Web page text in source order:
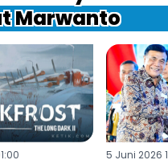
Marwanto
5 Juni 2026